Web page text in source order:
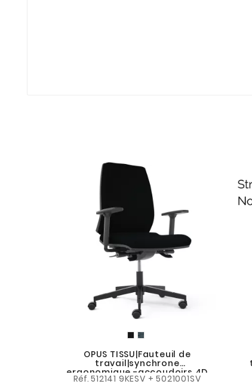
OPUS TISSU|Fauteuil de
travail|synchrone
ergonomique -accoudoirs 4D
Réf.512141 9KESV + 5021001SV